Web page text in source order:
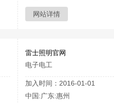
网站详情
雷士照明官网
电子电工
加入时间：2016-01-01
中国:广东:惠州